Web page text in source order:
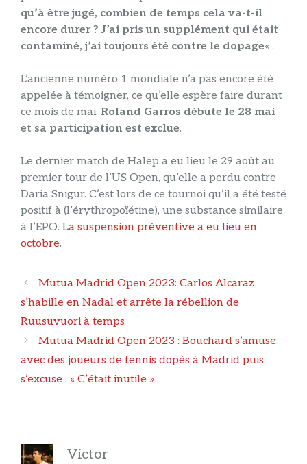
qu’à être jugé, combien de temps cela va-t-il
encore durer ? J’ai pris un supplément qui était
contaminé, j’ai toujours été contre le dopage« .
L’ancienne numéro 1 mondiale n’a pas encore été
appelée à témoigner, ce qu’elle espère faire durant
ce mois de mai. Roland Garros débute le 28 mai
et sa participation est exclue.
Le dernier match de Halep a eu lieu le 29 août au
premier tour de l’US Open, qu’elle a perdu contre
Daria Snigur. C’est lors de ce tournoi qu’il a été testé
positif à (l’érythropoïétine), une substance similaire
à l’EPO. La suspension préventive a eu lieu en
octobre.
Navigation
des
articles
Mutua Madrid Open 2023: Carlos Alcaraz
s’habille en Nadal et arrête la rébellion de
Ruusuvuori à temps
Mutua Madrid Open 2023 : Bouchard s’amuse
avec des joueurs de tennis dopés à Madrid puis
s’excuse : « C’était inutile »
Victor